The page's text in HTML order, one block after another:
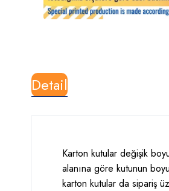
Detail
Karton kutular değişik
alanına göre kutunun
karton kutular da sipariş